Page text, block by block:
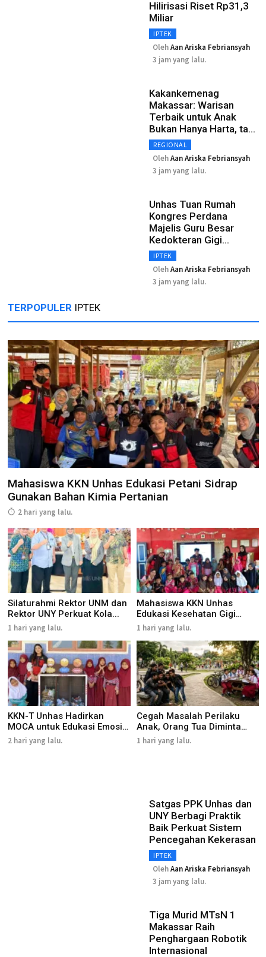
Hilirisasi Riset Rp31,3
Miliar
IPTEK
OlehAan Ariska Febriansyah
3 jam yang lalu.
Kakankemenag
Makassar: Warisan
Terbaik untuk Anak
Bukan Hanya Harta, tapi
Al-Qur’an
REGIONAL
OlehAan Ariska Febriansyah
3 jam yang lalu.
Unhas Tuan Rumah
Kongres Perdana
Majelis Guru Besar
Kedokteran Gigi
Indonesia
IPTEK
OlehAan Ariska Febriansyah
3 jam yang lalu.
TERPOPULER IPTEK
Mahasiswa KKN Unhas Edukasi Petani Sidrap
Gunakan Bahan Kimia Pertanian
2 hari yang lalu.
Silaturahmi Rektor UNM dan
Rektor UNY Perkuat Kola...
1 hari yang lalu.
Mahasiswa KKN Unhas
Edukasi Kesehatan Gigi
Anak me...
1 hari yang lalu.
KKN-T Unhas Hadirkan
MOCA untuk Edukasi Emosi
dan...
2 hari yang lalu.
Cegah Masalah Perilaku
Anak, Orang Tua Diminta
Pan...
1 hari yang lalu.
Satgas PPK Unhas dan
UNY Berbagi Praktik
Baik Perkuat Sistem
Pencegahan Kekerasan
IPTEK
OlehAan Ariska Febriansyah
3 jam yang lalu.
Tiga Murid MTsN 1
Makassar Raih
Penghargaan Robotik
Internasional